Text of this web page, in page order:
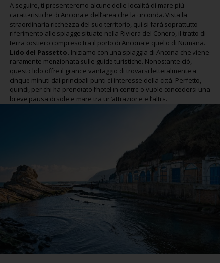
A seguire, ti presenteremo alcune delle località di mare più
caratteristiche di Ancona e dell’area che la circonda. Vista la
straordinaria ricchezza del suo territorio, qui si farà soprattutto
riferimento alle spiagge situate nella Riviera del Conero, il tratto di
terra costiero compreso tra il porto di Ancona e quello di Numana.
Lido del Passetto. Iniziamo con una spiaggia di Ancona che viene
raramente menzionata sulle guide turistiche. Nonostante ciò,
questo lido offre il grande vantaggio di trovarsi letteralmente a
cinque minuti dai principali punti di interesse della città. Perfetto,
quindi, per chi ha prenotato l’hotel in centro o vuole concedersi una
breve pausa di sole e mare tra un’attrazione e l’altra.